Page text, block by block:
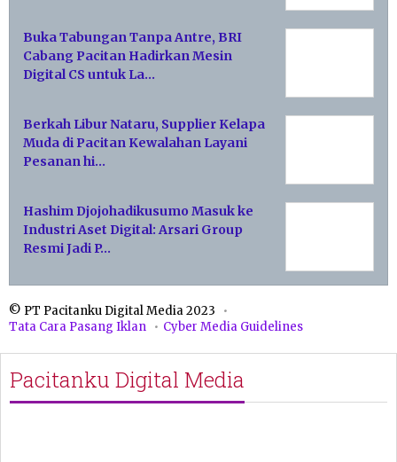
Buka Tabungan Tanpa Antre, BRI
Cabang Pacitan Hadirkan Mesin
Digital CS untuk La…
Berkah Libur Nataru, Supplier Kelapa
Muda di Pacitan Kewalahan Layani
Pesanan hi…
Hashim Djojohadikusumo Masuk ke
Industri Aset Digital: Arsari Group
Resmi Jadi P…
© PT Pacitanku Digital Media 2023
Tata Cara Pasang Iklan
Cyber Media Guidelines
Pacitanku Digital Media